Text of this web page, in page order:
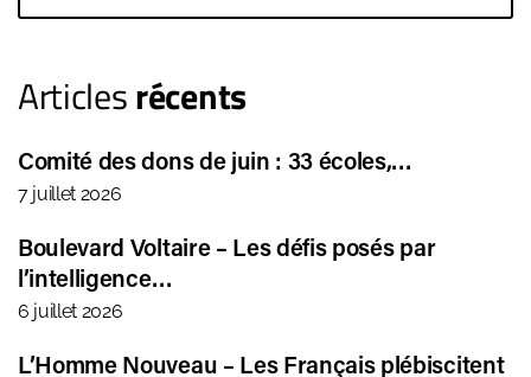
Articlesrécents
Comité des dons de juin : 33 écoles,…
7 juillet 2026
Boulevard Voltaire – Les défis posés par
l’intelligence…
6 juillet 2026
L’Homme Nouveau – Les Français plébiscitent